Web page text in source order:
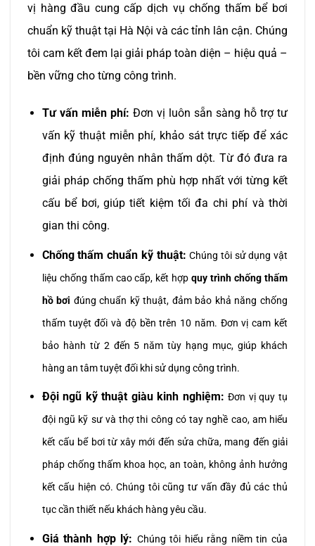
vị hàng đầu cung cấp dịch vụ chống thấm bể bơi
chuẩn kỹ thuật tại Hà Nội và các tỉnh lân cận. Chúng
tôi cam kết đem lại giải pháp toàn diện – hiệu quả –
bền vững cho từng công trình.
Tư vấn miễn phí: Đơn vị luôn sẵn sàng hỗ trợ tư
vấn kỹ thuật miễn phí, khảo sát trực tiếp để xác
định đúng nguyên nhân thấm dột. Từ đó đưa ra
giải pháp chống thấm phù hợp nhất với từng kết
cấu bể bơi, giúp tiết kiệm tối đa chi phí và thời
gian thi công.
Chống thấm chuẩn kỹ thuật: Chúng tôi sử dụng vật
liệu chống thấm cao cấp, kết hợp quy trình chống thấm
hồ bơi đúng chuẩn kỹ thuật, đảm bảo khả năng chống
thấm tuyệt đối và độ bền trên 10 năm. Đơn vị cam kết
bảo hành từ 2 đến 5 năm tùy hạng mục, giúp khách
hàng an tâm tuyệt đối khi sử dụng công trình.
Đội ngũ kỹ thuật giàu kinh nghiệm: Đơn vị quy tụ
đội ngũ kỹ sư và thợ thi công có tay nghề cao, am hiểu
kết cấu bể bơi từ xây mới đến sửa chữa, mang đến giải
pháp chống thấm khoa học, an toàn, không ảnh hưởng
kết cấu hiện có. Chúng tôi cũng tư vấn đầy đủ các thủ
tục cần thiết nếu khách hàng yêu cầu.
Giá thành hợp lý: Chúng tôi hiểu rằng niềm tin của